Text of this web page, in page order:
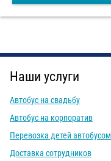
Наши услуги
Автобус на свадьбу
Автобус на корпоратив
Перевозка детей автобусом
Доставка сотрудников